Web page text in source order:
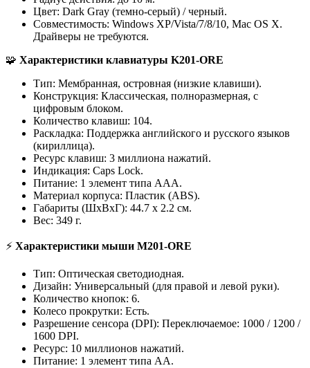
Цвет: Dark Gray (темно-серый) / черный.
Совместимость: Windows XP/Vista/7/8/10, Mac OS X.
Драйверы не требуются.
🧩 Характеристики клавиатуры K201-ORE
Тип: Мембранная, островная (низкие клавиши).
Конструкция: Классическая, полноразмерная, с
цифровым блоком.
Количество клавиш: 104.
Раскладка: Поддержка английского и русского языков
(кириллица).
Ресурс клавиш: 3 миллиона нажатий.
Индикация: Caps Lock.
Питание: 1 элемент типа AAA.
Материал корпуса: Пластик (ABS).
Габариты (ШхВхГ): 44.7 x 2.2 см.
Вес: 349 г.
⚡ Характеристики мыши M201-ORE
Тип: Оптическая светодиодная.
Дизайн: Универсальный (для правой и левой руки).
Количество кнопок: 6.
Колесо прокрутки: Есть.
Разрешение сенсора (DPI): Переключаемое: 1000 / 1200 /
1600 DPI.
Ресурс: 10 миллионов нажатий.
Питание: 1 элемент типа AA.